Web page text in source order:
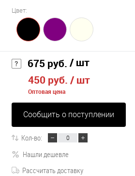
Цвет:
675 руб. / шт
450 руб. / шт
Оптовая цена
Сообщить о поступлении
Кол-во:
Нашли дешевле
Рассчитать доставку